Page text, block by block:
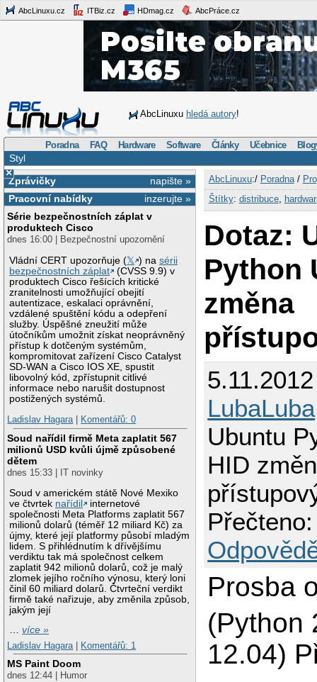
AbcLinuxu.cz ITBiz.cz HDmag.cz AbcPráce.cz
AbcLinuxu hledá autory!
Poradna FAQ Hardware Software Články Učebnice
Styl
×
napište »
Zprávičky
inzerujte »
Pracovní nabídky
Série bezpečnostních záplat v
produktech Cisco
dnes 16:00 | Bezpečnostní upozornění
Vládní CERT upozorňuje (𝕏 ) nasérii
bezpečnostních záplat
(CVSS 9.9) v
produktech Cisco řešících kritické
zranitelnosti umožňující obejití
autentizace, eskalaci oprávnění,
vzdálené spuštění kódu a odepření
služby. Úspěšné zneužití může
útočníkům umožnit získat neoprávněný
přístup k dotčeným systémům,
kompromitovat zařízení Cisco Catalyst
SD-WAN a Cisco IOS XE, spustit
libovolný kód, zpřístupnit citlivé
informace nebo narušit dostupnost
postižených systémů.
Ladislav Hagara| Komentářů: 0
Soud nařídil firmě Meta zaplatit 567
milionů USD kvůli újmě způsobené
dětem
dnes 15:33 | IT novinky
Soud v americkém státě Nové Mexiko
ve čtvrtek nařídil
internetové
společnosti Meta Platforms zaplatit 567
milionů dolarů (téměř 12 miliard Kč) za
újmy, které její platformy působí mladým
lidem. S přihlédnutím k dřívějšímu
verdiktu tak má společnost celkem
zaplatit 942 milionů dolarů, což je malý
zlomek jejího ročního výnosu, který loni
činil 60 miliard dolarů. Čtvrteční verdikt
firmě také nařizuje, aby změnila způsob,
jakým její
…více »
Ladislav Hagara
Komentářů: 1
MS Paint Doom
dnes 12:44 | Humor
AbcLinuxu:/ Poradna/
Štítky: distribuce,
Dotaz:
Python
změna
LubaLuba
Ubuntu
HID
Prosba
(Python
12.04)